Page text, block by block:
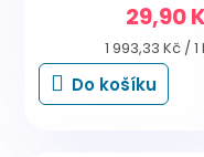
29,90
Měrná
cena:
1 993,33 Kč / 1
Do košíku